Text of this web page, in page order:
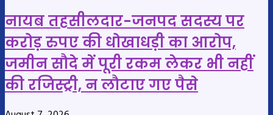
नायब तहसीलदार-जनपद सदस्य पर
करोड़ रुपए की धोखाधड़ी का आरोप,
जमीन सौदे में पूरी रकम लेकर भी नहीं
की रजिस्ट्री, न लौटाए गए पैसे